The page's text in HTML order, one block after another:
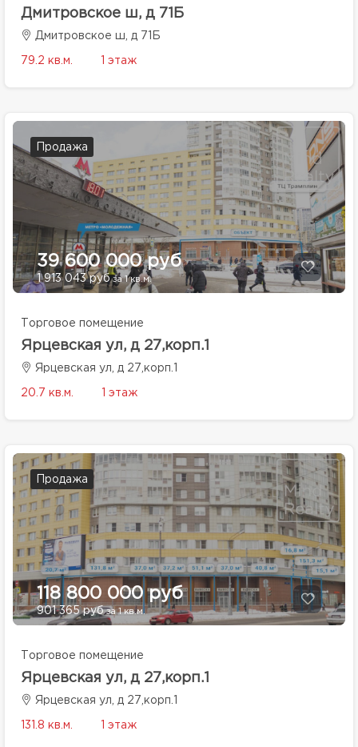
Дмитровское ш, д 71Б
Дмитровское ш, д 71Б
79.2 кв.м. 1 этаж
Продажа
39 600 000 руб
1 913 043 рубза 1 кв.м.
Торговое помещение
Ярцевская ул, д 27,корп.1
Ярцевская ул, д 27,корп.1
20.7 кв.м. 1 этаж
Продажа
118 800 000 руб
901 365 рубза 1 кв.м.
Торговое помещение
Ярцевская ул, д 27,корп.1
Ярцевская ул, д 27,корп.1
131.8 кв.м. 1 этаж